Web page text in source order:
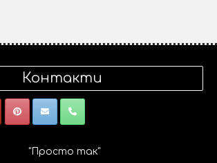
Контакти
"Просто так"